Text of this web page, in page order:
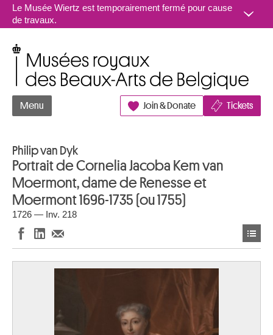
Aller au contenu
Le Musée Wiertz est temporairement fermé pour cause
de travaux.
Menu Join & Donate Tickets
Philip van Dyk
Portrait de Cornelia Jacoba Kem van
Moermont, dame de Renesse et
Moermont 1696-1735 (ou 1755)
1726 — Inv. 218